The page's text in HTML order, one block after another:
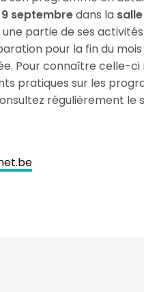
9 septembredans la
partie de ses
pour la fin du
Pour connaître celle-
pratiques sur les
régulièrement le